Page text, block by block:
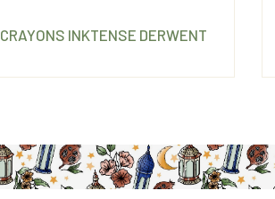
CRAYONS INKTENSE DERWENT